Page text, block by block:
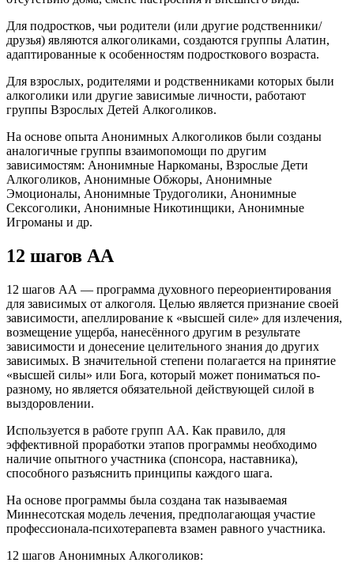
Для подростков, чьи родители (или другие родственники/
друзья) являются алкоголиками, создаются группы Алатин,
адаптированные к особенностям подросткового возраста.
Для взрослых, родителями и родственниками которых были
алкоголики или другие зависимые личности, работают
группы Взрослых Детей Алкоголиков.
На основе опыта Анонимных Алкоголиков были созданы
аналогичные группы взаимопомощи по другим
зависимостям: Анонимные Наркоманы, Взрослые Дети
Алкоголиков, Анонимные Обжоры, Анонимные
Эмоционалы, Анонимные Трудоголики, Анонимные
Сексоголики, Анонимные Никотинщики, Анонимные
Игроманы и др.
12 шагов АА
12 шагов АА — программа духовного переориентирования
для зависимых от алкоголя. Целью является признание своей
зависимости, апеллирование к «высшей силе» для излечения,
возмещение ущерба, нанесённого другим в результате
зависимости и донесение целительного знания до других
зависимых. В значительной степени полагается на принятие
«высшей силы» или Бога, который может пониматься по-
разному, но является обязательной действующей силой в
выздоровлении.
Используется в работе групп АА. Как правило, для
эффективной проработки этапов программы необходимо
наличие опытного участника (спонсора, наставника),
способного разъяснить принципы каждого шага.
На основе программы была создана так называемая
Миннесотская модель лечения, предполагающая участие
профессионала-психотерапевта взамен равного участника.
12 шагов Анонимных Алкоголиков: